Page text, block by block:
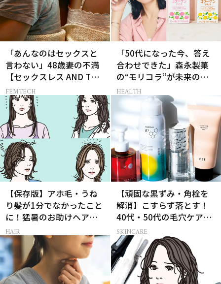
「あんなのはセックスと
言わない」48歳妻の不満
【セックスレス AND THE
CITY -女たちの告白-】
FEMTECH
「50代になった今、答え
合わせできた」森永製菓
の“モリコラ”が未来のキ
レイを連れてくる！
HEALTH
【保存版】アホ毛・うね
り髪が1分でなかったこと
に！猛暑のお助けヘアア
イテム16選
HAIR
【頑固な黒ずみ・角栓を
解消】こすらず落とす！
40代・50代の毛穴ケア4
選
SKINCARE